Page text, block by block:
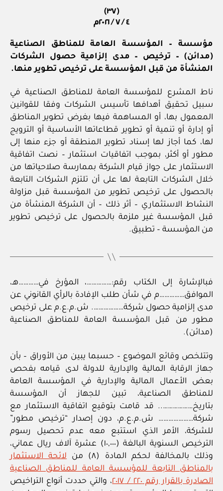
(٣٧)
٤ / ٧ / ٢٠٢١م
مؤسسة – المؤسسة العامة للمناطق الصناعية
(مدائن) – ترخيص – مدى إلزامية حصول الشركات
المنشأة من قبل المؤسسة على ترخيص تطوير منها.
ناط المشرع للمؤسسة العامة للمناطق الصناعية في
سبيل تحقيق أهدافها تأسيس الشركات وفقا للقوانين
المعمول بها، أو المساهمة فيها بغرض تطوير المناطق
أو إدارة أو تنمية أو تطوير قطاعاتها الأساسية أو الترويج
لها، كما أجاز لها إسناد تطوير المنطقة أو جزء منها إلى
مطور أو أكثر، بموجب اتفاقيات استثمار – نصت اتفاقية
الاستثمار على جواز قيام الشركة بممارسة صلاحياتها من
خلال الشركات التابعة لها على أن تلتزم الشركات التابعة
بالحصول على ترخيص تطوير من المؤسسة قبل مزاولة
النشاط الاستثماري – أثر ذلك – أن الشركة المنشأة من
قبل المؤسسة غير ملزمة بالحصول على ترخيص تطوير
من المؤسسة – تطبيق.
فبالإشارة إلى الكتاب رقم:……………، المؤرخ في…………هـ،
الموافق……………م في شأن طلب الإفادة بالرأي القانوني عن
مدى إلزامية حصول شركة………………. ش.م.ع.م على ترخيص
مطور من قبل المؤسسة العامة للمناطق الصناعية
(مدائن).
وتتلخص وقائع الموضوع – حسبما يبين من الأوراق – بأن
جهاز الرقابة المالية والإدارية للدولة لدى قيامه بفحص
بعض الأعمال المالية والإدارية في المؤسسة العامة
للمناطق الصناعية، تبين للجهاز أن المؤسسة
بتاريخ……………….. قد قامت بتوقيع اتفاقية الاستثمار مع
شركة………………… ش.م.ع.م، دون إصدار “ترخيص مطور”
للشركة، الأمر الذي استتبع معه عدم تحصيل رسوم
الترخيص السنوية البالغة (١٠,٠٠٠) عشرة آلاف ريال عماني،
وذلك بالمخالفة لحكم المادة (٨) من
لائحة الاستثمار
بالمناطق التابعة للمؤسسة العامة للمناطق الصناعية
الصادرة بالقرار رقم ٢٢٠ / ٢٠١٧
، والتي حددت أنواع التراخيص